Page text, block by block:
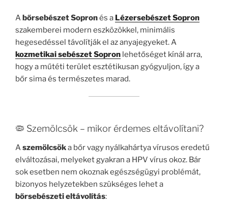
Abőrsebészet Sopronés a Lézersebészet Sopron
szakemberei modern eszközökkel, minimális
hegesedéssel távolítják el az anyajegyeket. A
kozmetikai sebészet Sopron lehetőséget kínál arra,
hogy a műtéti terület esztétikusan gyógyuljon, így a
bőr sima és természetes marad.
🦠 Szemölcsök – mikor érdemes eltávolítani?
Aszemölcsöka bőr vagy nyálkahártya vírusos eredetű
elváltozásai, melyeket gyakran a HPV vírus okoz. Bár
sok esetben nem okoznak egészségügyi problémát,
bizonyos helyzetekben szükséges lehet a
bőrsebészeti eltávolítás: